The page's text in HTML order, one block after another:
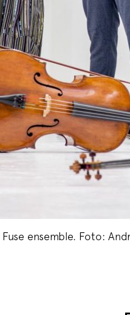
ensemble. Foto: